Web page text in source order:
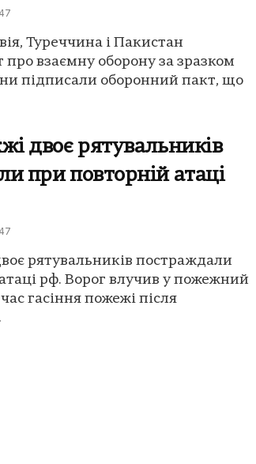
Туреччина і Пакистан
про взаємну оборону за зразком
підписали оборонний пакт, що
двоє рятувальників
при повторній атаці
рятувальників постраждали
рф. Ворог влучив у пожежний
гасіння пожежі після